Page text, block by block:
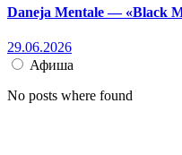
Daneja Mentale — «Black
29.06.2026
Афиша
No posts where found